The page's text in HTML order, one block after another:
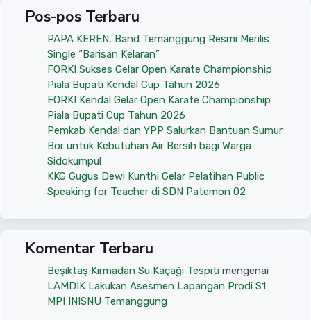
Pos-pos Terbaru
PAPA KEREN, Band Temanggung Resmi Merilis
Single “Barisan Kelaran”
FORKI Sukses Gelar Open Karate Championship
Piala Bupati Kendal Cup Tahun 2026
FORKI Kendal Gelar Open Karate Championship
Piala Bupati Cup Tahun 2026
Pemkab Kendal dan YPP Salurkan Bantuan Sumur
Bor untuk Kebutuhan Air Bersih bagi Warga
Sidokumpul
KKG Gugus Dewi Kunthi Gelar Pelatihan Public
Speaking for Teacher di SDN Patemon 02
Komentar Terbaru
Beşiktaş Kırmadan Su Kaçağı Tespiti mengenai
LAMDIK Lakukan Asesmen Lapangan Prodi S1
MPI INISNU Temanggung